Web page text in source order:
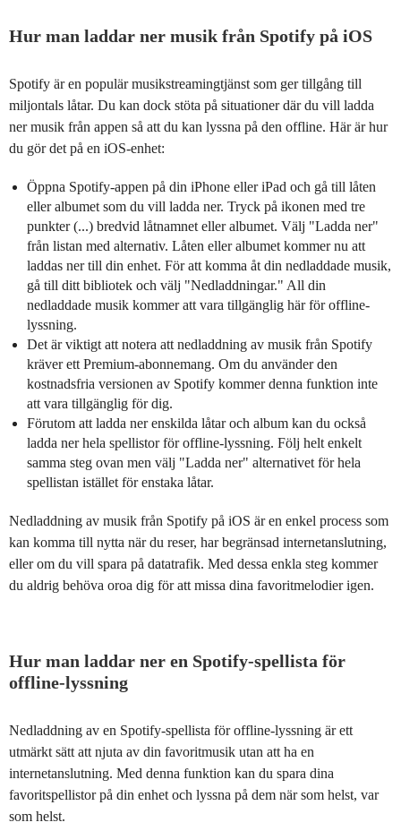
Hur man laddar ner musik från Spotify på iOS
Spotify är en populär musikstreamingtjänst som ger tillgång till
miljontals låtar. Du kan dock stöta på situationer där du vill ladda
ner musik från appen så att du kan lyssna på den offline. Här är hur
du gör det på en iOS-enhet:
Öppna Spotify-appen på din iPhone eller iPad och gå till låten
eller albumet som du vill ladda ner. Tryck på ikonen med tre
punkter (...) bredvid låtnamnet eller albumet. Välj "Ladda ner"
från listan med alternativ. Låten eller albumet kommer nu att
laddas ner till din enhet. För att komma åt din nedladdade musik,
gå till ditt bibliotek och välj "Nedladdningar." All din
nedladdade musik kommer att vara tillgänglig här för offline-
lyssning.
Det är viktigt att notera att nedladdning av musik från Spotify
kräver ett Premium-abonnemang. Om du använder den
kostnadsfria versionen av Spotify kommer denna funktion inte
att vara tillgänglig för dig.
Förutom att ladda ner enskilda låtar och album kan du också
ladda ner hela spellistor för offline-lyssning. Följ helt enkelt
samma steg ovan men välj "Ladda ner" alternativet för hela
spellistan istället för enstaka låtar.
Nedladdning av musik från Spotify på iOS är en enkel process som
kan komma till nytta när du reser, har begränsad internetanslutning,
eller om du vill spara på datatrafik. Med dessa enkla steg kommer
du aldrig behöva oroa dig för att missa dina favoritmelodier igen.
Hur man laddar ner en Spotify-spellista för
offline-lyssning
Nedladdning av en Spotify-spellista för offline-lyssning är ett
utmärkt sätt att njuta av din favoritmusik utan att ha en
internetanslutning. Med denna funktion kan du spara dina
favoritspellistor på din enhet och lyssna på dem när som helst, var
som helst.